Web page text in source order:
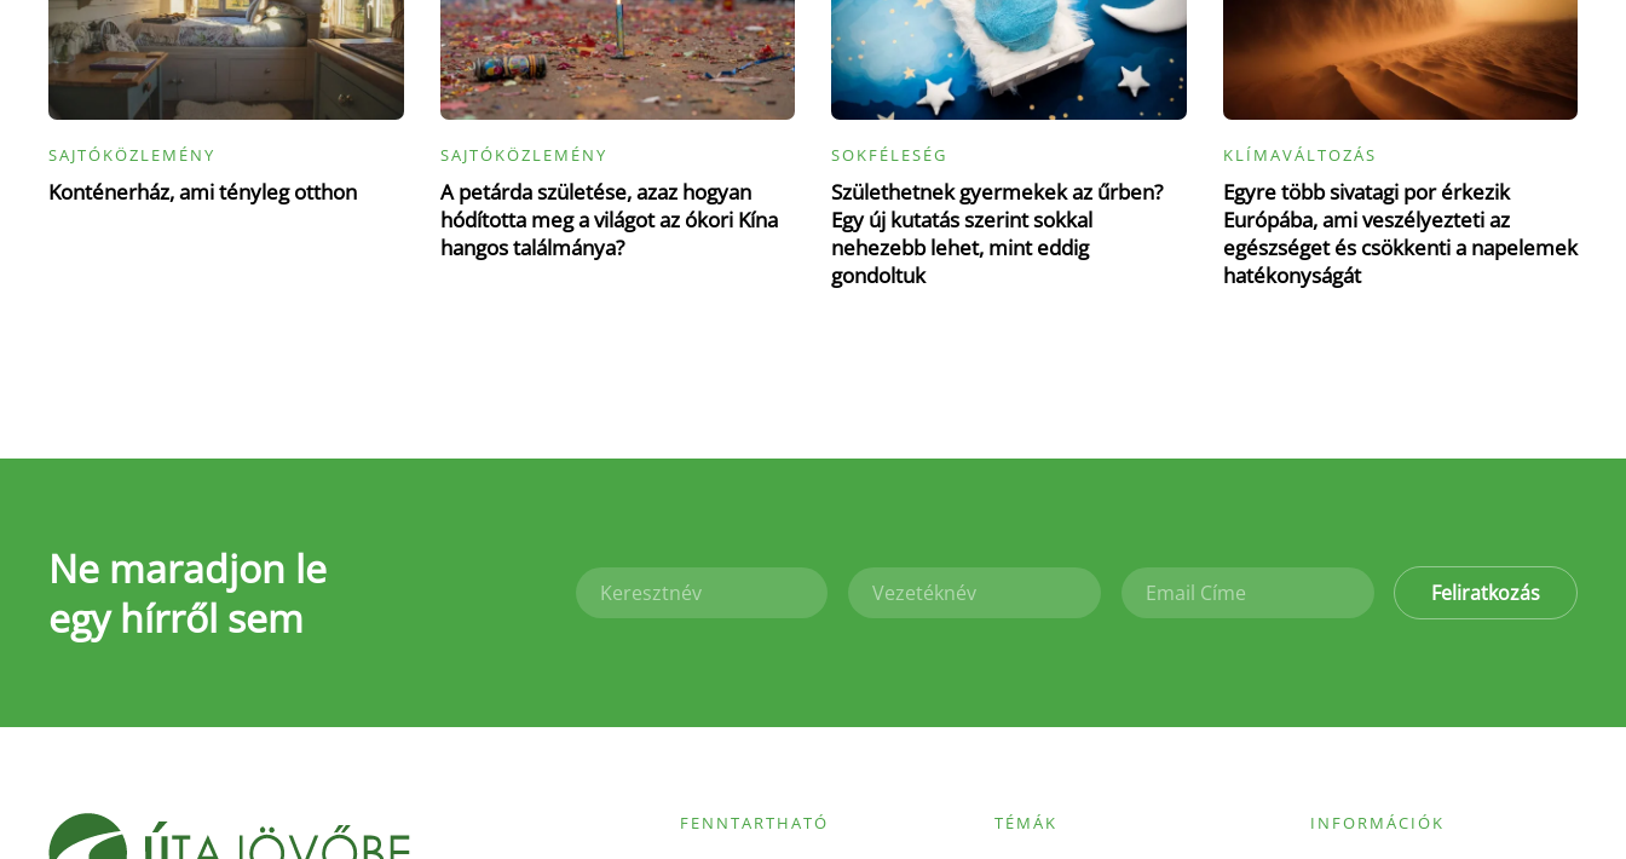
SAJTÓKÖZLEMÉNY
Konténerház, ami tényleg otthon
SAJTÓKÖZLEMÉNY
A petárda születése, azaz hogyan
hódította meg a világot az ókori Kína
hangos találmánya?
SOKFÉLESÉG
Születhetnek gyermekek az űrben?
Egy új kutatás szerint sokkal
nehezebb lehet, mint eddig
gondoltuk
KLÍMAVÁLTOZÁS
Egyre több sivatagi por érkezik
Európába, ami veszélyezteti az
egészséget és csökkenti a napelemek
hatékonyságát
Ne maradjon le
egy hírről sem
Feliratkozás
FENNTARTHATÓ TÉMÁK INFORMÁCIÓK